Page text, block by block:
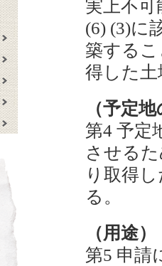
実上不
(6) (3)に
築する
得した土
（予定
第4 予定
させる
り取得
る。
（用途）
第5 申請